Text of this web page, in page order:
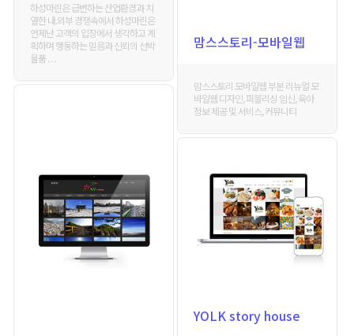
하성마린은 급변하는 산업환경과 치
열한 내.외부 경쟁속에서 하성마린은
언제난 고객의 입장에서 생각하고 계
획하며 행동하는 믿음과 신뢰의 선박
물품 . . .
맘스스토리-모바일웹
맘스스토리 모바일웹 부분 리뉴얼 모
바일웹 디자인, 퍼블리싱 임신, 육아
정보 제공 및 서비스, 커뮤니티
YOLK story house